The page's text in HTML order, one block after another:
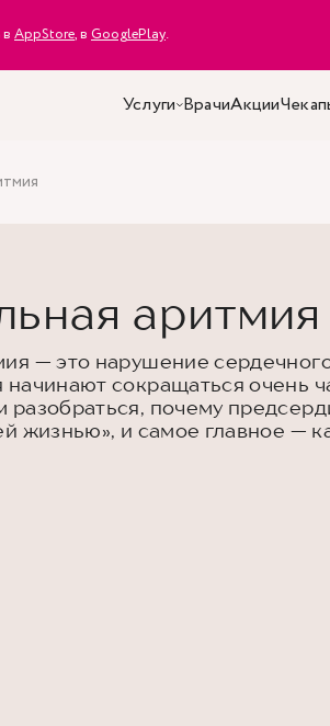
AppStore, в GooglePlay.
Услуги ВрачиАкции
аритмия
— это нарушение
сокращаться очень
почему
жизнью», и самое главное —